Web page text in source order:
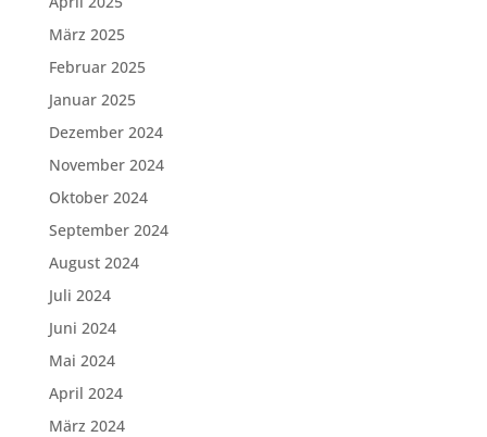
März 2025
Februar 2025
Januar 2025
Dezember 2024
November 2024
Oktober 2024
September 2024
August 2024
Juli 2024
Juni 2024
Mai 2024
April 2024
März 2024